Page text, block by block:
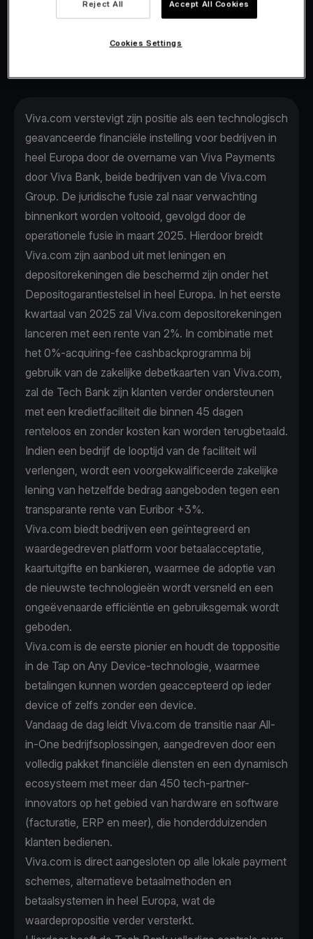
leningen om bedrijfsgroei te
Viva.com verstevigt zijn positie als een technologisch
geavanceerde financiële instelling voor bedrijven in
heel Europa door de overname van Viva Payments
door Viva Bank, beide bedrijven van de Viva.com
Group. De juridische fusie zal naar verwachting
binnenkort worden voltooid, gevolgd door de
operationele fusie in maart 2025. Hierdoor breidt
Viva.com zijn aanbod uit met leningen en
depositorekeningen die beschermd zijn onder het
Depositogarantiestelsel in heel Europa. In het eerste
kwartaal van 2025 zal Viva.com depositorekeningen
lanceren met een rente van 2%. In combinatie met
het 0%-acquiring-fee cashbackprogramma bij
gebruik van de zakelijke debetkaarten van Viva.com,
zal de Tech Bank zijn klanten verder ondersteunen
met een kredietfaciliteit die binnen 45 dagen
renteloos en zonder kosten kan worden terugbetaald.
Indien een bedrijf de looptijd van de faciliteit wil
verlengen, wordt een voorgekwalificeerde zakelijke
lening van hetzelfde bedrag aangeboden tegen een
transparante rente van Euribor +3%.
Viva.com biedt bedrijven een geïntegreerd en
waardegedreven platform voor betaalacceptatie,
kaartuitgifte en bankieren, waarmee de adoptie van
de nieuwste technologieën wordt versneld en een
ongeëvenaarde efficiëntie en gebruiksgemak wordt
geboden.
Viva.com is de eerste pionier en houdt de toppositie
in de Tap on Any Device-technologie, waarmee
betalingen kunnen worden geaccepteerd op ieder
device of zelfs zonder een device.
Vandaag de dag leidt Viva.com de transitie naar All-
in-One bedrijfsoplossingen, aangedreven door een
volledig pakket financiële diensten en een dynamisch
ecosysteem met meer dan 450 tech-partner-
innovators op het gebied van hardware en software
(facturatie, ERP en meer), die honderdduizenden
klanten bedienen.
Viva.com is direct aangesloten op alle lokale payment
schemes, alternatieve betaalmethoden en
betaalsystemen in heel Europa, wat de
waardepropositie verder versterkt.
Reject All Accept All Cookies
Cookies Settings